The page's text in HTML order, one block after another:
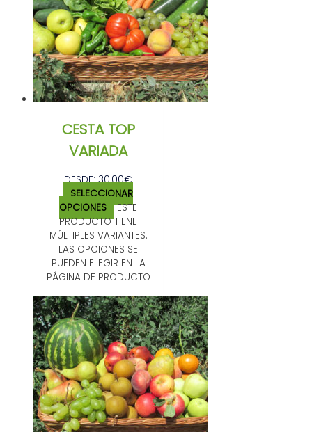
CESTA TOP
VARIADA
DESDE:30,00€
SELECCIONAR
OPCIONES
ESTE
PRODUCTO TIENE
MÚLTIPLES VARIANTES.
LAS OPCIONES SE
PUEDEN ELEGIR EN LA
PÁGINA DE PRODUCTO